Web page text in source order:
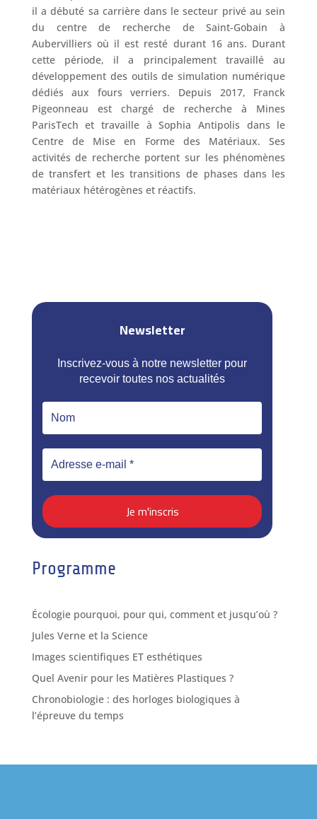
il a débuté sa carrière dans le secteur privé au sein
du centre de recherche de Saint-Gobain à
Aubervilliers où il est resté durant 16 ans. Durant
cette période, il a principalement travaillé au
développement des outils de simulation numérique
dédiés aux fours verriers. Depuis 2017, Franck
Pigeonneau est chargé de recherche à Mines
ParisTech et travaille à Sophia Antipolis dans le
Centre de Mise en Forme des Matériaux. Ses
activités de recherche portent sur les phénomènes
de transfert et les transitions de phases dans les
matériaux hétérogènes et réactifs.
Newsletter
Inscrivez-vous à notre newsletter pour
recevoir toutes nos actualités
Programme
Écologie pourquoi, pour qui, comment et jusqu’où ?
Jules Verne et la Science
Images scientifiques ET esthétiques
Quel Avenir pour les Matières Plastiques ?
Chronobiologie : des horloges biologiques à
l’épreuve du temps